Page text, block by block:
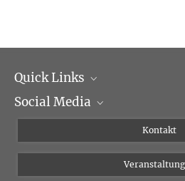
Quick Links
Institutsleitung
Social Media
YouTube
Kontakt